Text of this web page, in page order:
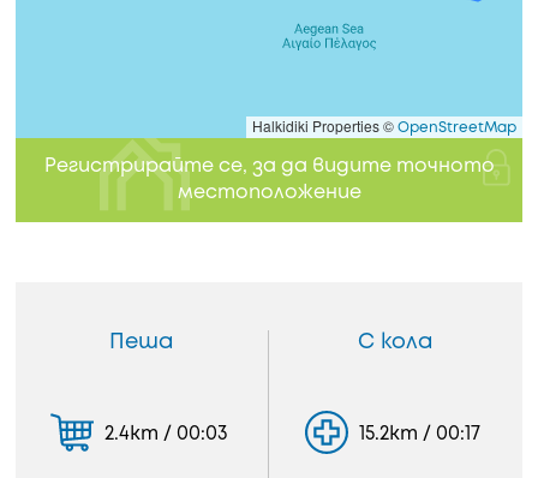
Halkidiki Properties © OpenStreetMap
Регистрирайте се, за да видите точното
местоположение
Пеша
2.4km / 00:03
С кола
15.2km / 00:17